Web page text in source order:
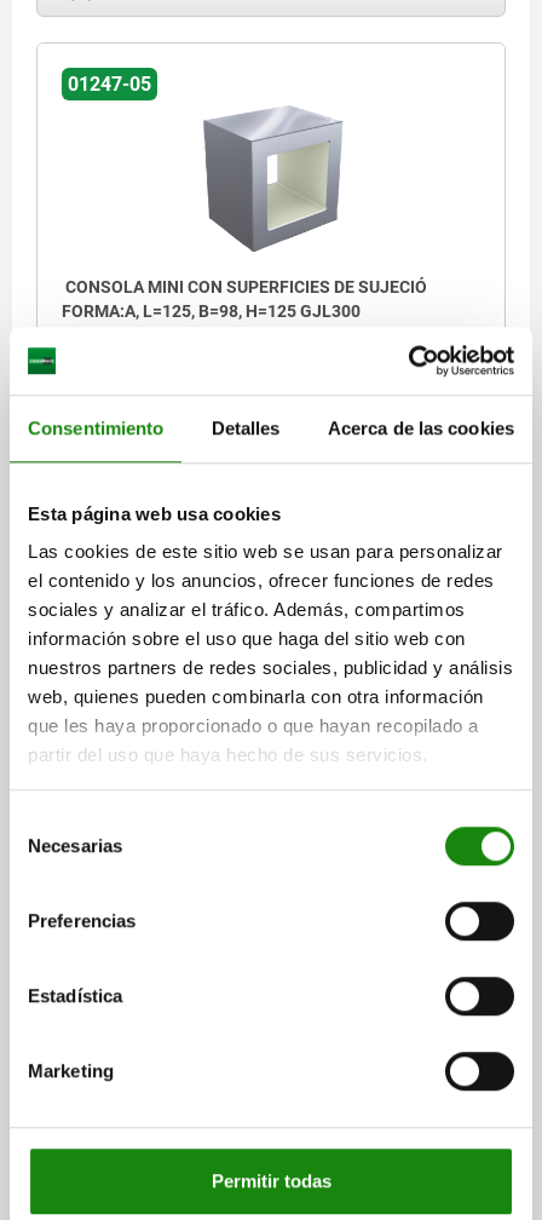
Consentimiento Detalles Acerca de las cookies
Esta página web usa cookies
Las cookies de este sitio web se usan para personalizar
el contenido y los anuncios, ofrecer funciones de redes
sociales y analizar el tráfico. Además, compartimos
información sobre el uso que haga del sitio web con
nuestros partners de redes sociales, publicidad y análisis
web, quienes pueden combinarla con otra información
que les haya proporcionado o que hayan recopilado a
partir del uso que haya hecho de sus servicios.
Necesarias
Preferencias
Estadística
Marketing
Permitir todas
01247-05
CONSOLA MINI CON SUPERFICIES DE SUJECIÓ
FORMA:A, L=125, B=98, H=125 GJL300
Referencia:01247-05-10012598125
DETALLES
DETALLES
DESCARGAS
Otros clientes también
Consolas, de fundición gris, con
retícula